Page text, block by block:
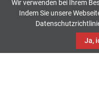
Wir verwenden bei Ihrem
Indem Sie unsere
Ja,